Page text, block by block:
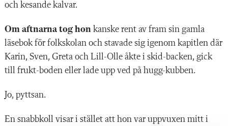
och kesande kalvar.
Om aftnarna tog hon kanske rent av fram sin gamla
läsebok för folkskolan och stavade sig igenom kapitlen där
Karin, Sven, Greta och Lill-Olle åkte i skid-backen, gick
till frukt-boden eller lade upp ved på hugg-kubben.
Jo, pyttsan.
En snabbkoll visar i stället att hon var uppvuxen mitt i